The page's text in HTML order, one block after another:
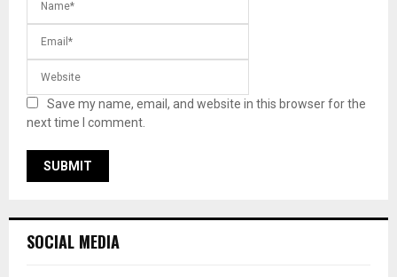
Save my name, email, and website in this browser for the
next time I comment.
SOCIAL MEDIA